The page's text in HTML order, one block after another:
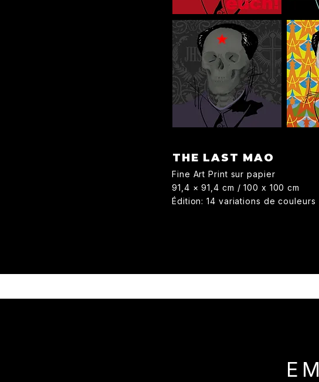
THE LAST MAO
Fine Art Print sur papier
91,4 × 91,4 cm / 100 x 100 cm
Édition: 14 variations de couleurs